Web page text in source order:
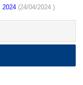
2024 (24/04/2024 )